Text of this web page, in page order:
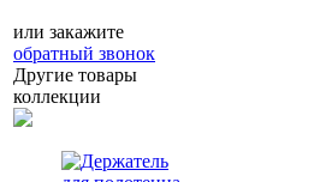
или закажите
обратный звонок
Другие товары
коллекции